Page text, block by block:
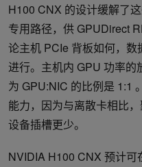
H100 CNX 的设计缓解了
专用路径，供 GPUDirect
论主机 PCIe 背板如何，
进行。主机内 GPU 功率
为 GPU:NIC 的比例是 1:1
能力，因为与离散卡相比
设备插槽更少。
NVIDIA H100 CNX 预计